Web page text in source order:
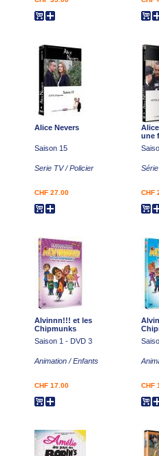
Alice Nevers
Saison 15
Serie TV / Policier
CHF 27.00
une
CHF
Alvinnn!!! et les
Chipmunks
Saison 1 - DVD 3
Animation / Enfants
CHF 17.00 CHF